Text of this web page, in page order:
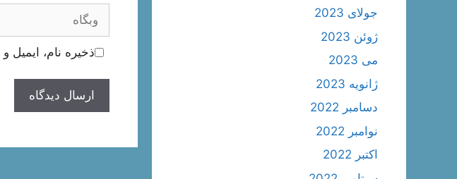
وبگاه
ذخیره نام،
جولای 2023
ژوئن 2023
می 2023
ژانویه 2023
دسامبر 2022
نوامبر 2022
اکتبر 2022